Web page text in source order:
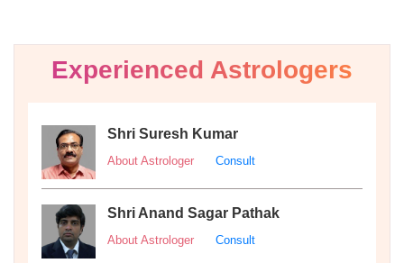
Experienced Astrologers
Shri Suresh Kumar
About Astrologer Consult
Shri Anand Sagar Pathak
About Astrologer Consult